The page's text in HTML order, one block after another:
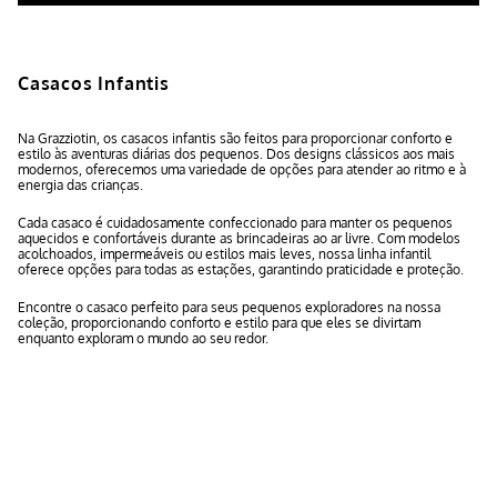
Casacos Infantis
Na Grazziotin, os casacos infantis são feitos para proporcionar conforto e
estilo às aventuras diárias dos pequenos. Dos designs clássicos aos mais
modernos, oferecemos uma variedade de opções para atender ao ritmo e à
energia das crianças.
Cada casaco é cuidadosamente confeccionado para manter os pequenos
aquecidos e confortáveis durante as brincadeiras ao ar livre. Com modelos
acolchoados, impermeáveis ou estilos mais leves, nossa linha infantil
oferece opções para todas as estações, garantindo praticidade e proteção.
Encontre o casaco perfeito para seus pequenos exploradores na nossa
coleção, proporcionando conforto e estilo para que eles se divirtam
enquanto exploram o mundo ao seu redor.